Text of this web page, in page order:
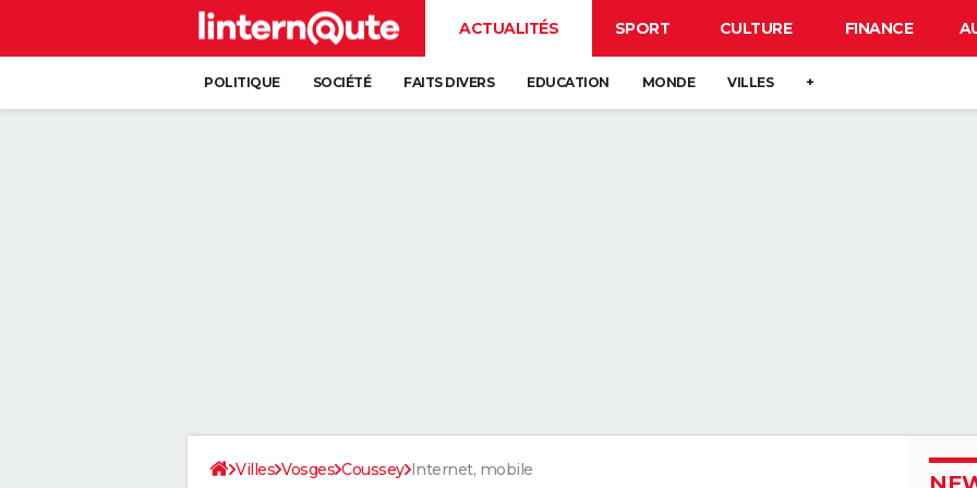
ACTUALITÉS SPORT CULTURE FINANCE
POLITIQUE SOCIÉTÉ FAITS DIVERS EDUCATION MONDE VILLES +
Villes Vosges Coussey Internet, mobile